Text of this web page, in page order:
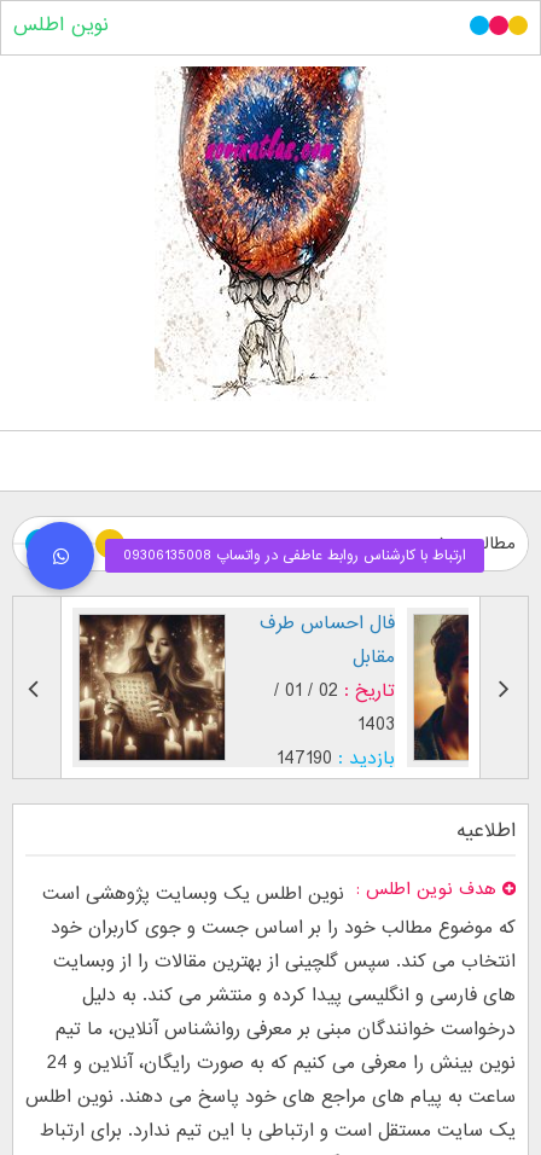
نوین اطلس
مطالب ویژه
تاریخ :
طرز نگاه پسر عاشق (
بر اساس [...]
تاریخ :
29 / 12 /
1402
بازدید : 26752
اطلاعیه
هدف نوین اطلس
نوین اطلس یک وبسایت پژوهشی است
که موضوع مطالب خود را بر اساس جست و جوی کاربران خود
انتخاب می کند. سپس گلچینی از بهترین مقالات را از وبسایت
های فارسی و انگلیسی پیدا کرده و منتشر می کند. به دلیل
درخواست خوانندگان مبنی بر معرفی روانشناس آنلاین، ما تیم
نوین بینش را معرفی می کنیم که به صورت رایگان، آنلاین و 24
ساعت به پیام های مراجع های خود پاسخ می دهند. نوین اطلس
یک سایت مستقل است و ارتباطی با این تیم ندارد. برای ارتباط